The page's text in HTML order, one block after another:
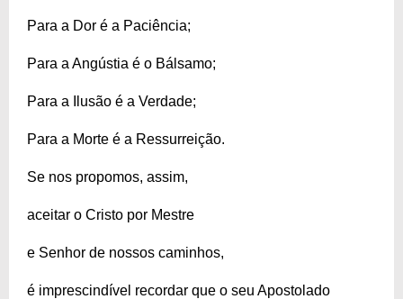
Para a Dor é a Paciência;
Para a Angústia é o Bálsamo;
Para a Ilusão é a Verdade;
Para a Morte é a Ressurreição.
Se nos propomos, assim,
aceitar o Cristo por Mestre
e Senhor de nossos caminhos,
é imprescindível recordar que o seu Apostolado